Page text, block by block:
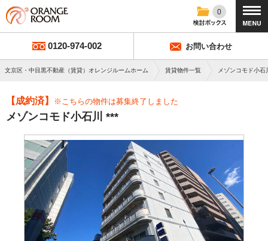
0
0120-974-002 お問い合わせ
文京区・中目黒不動産（賃貸）オレンジルームホーム 賃貸物件一覧 メゾンコモド小石
【成約済】 ※こちらの物件は募集終了しました
メゾンコモド小石川 ***